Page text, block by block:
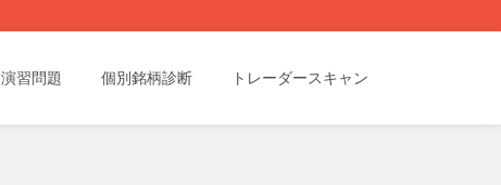
演習問題 個別銘柄診断 トレーダースキャン